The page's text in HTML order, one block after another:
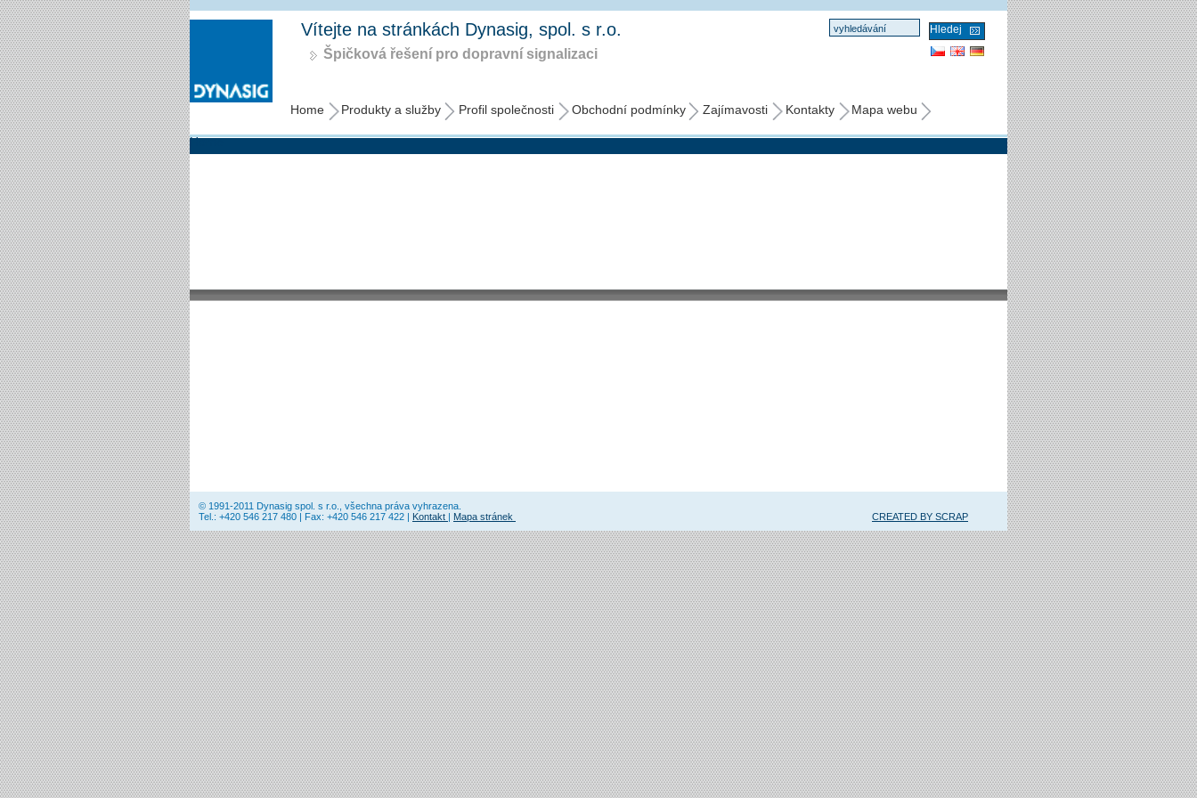
Vítejte na stránkách Dynasig, spol. s r.o.
Špičková řešení pro dopravní signalizaci
Home Produkty a služby Profil společnosti Obchodní podmínky Zajímavosti Kontakty Mapa webu
Home
© 1991-2011 Dynasig spol. s r.o., všechna práva vyhrazena.
Tel.: +420 546 217 480 | Fax: +420 546 217 422 | Kontakt | Mapa stránek CREATED BY SCRAP